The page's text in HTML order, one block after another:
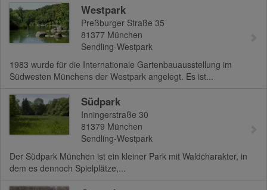
Westpark
Preßburger Straße 35
81377 München
Sendling-Westpark
1983 wurde für die Internationale Gartenbauausstellung im
Südwesten Münchens der Westpark angelegt. Es ist...
Südpark
Inningerstraße 30
81379 München
Sendling-Westpark
Der Südpark München ist ein kleiner Park mit Waldcharakter, in
dem es dennoch Spielplätze,...